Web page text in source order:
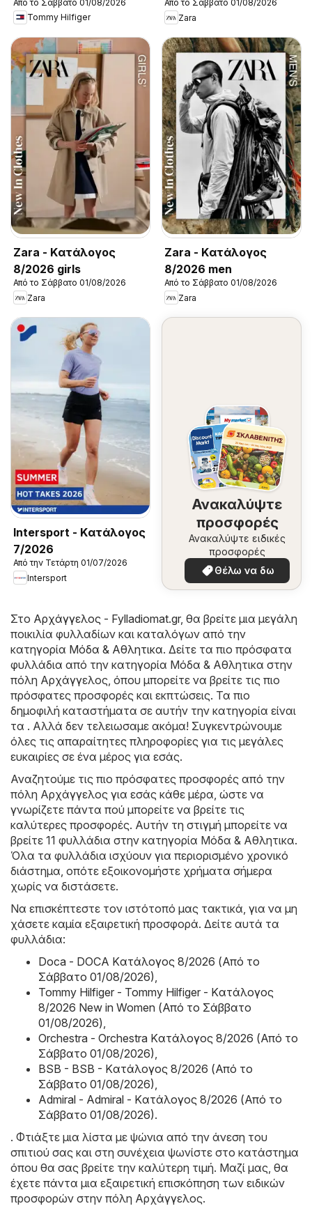
New in Men
Από το Σάββατο 01/08/2026
Tommy Hilfiger
Από το Σάββατο 01/08/2026
Zara
Zara - Kατάλογος
8/2026 girls
Από το Σάββατο 01/08/2026
Zara
Zara - Kατάλογος
8/2026 men
Από το Σάββατο 01/08/2026
Zara
Intersport - Kατάλογος
7/2026
Από την Τετάρτη 01/07/2026
Intersport
Ανακαλύψτε
προσφορές
Ανακαλύψτε ειδικές
προσφορές
Θέλω να δω
Στο Αρχάγγελος - Fylladiomat.gr, θα βρείτε μια μεγάλη
ποικιλία φυλλαδίων και καταλόγων από την
κατηγορία Μόδα & Aθλητικα. Δείτε τα πιο πρόσφατα
φυλλάδια από την κατηγορία Μόδα & Aθλητικα στην
πόλη Αρχάγγελος, όπου μπορείτε να βρείτε τις πιο
πρόσφατες προσφορές και εκπτώσεις. Τα πιο
δημοφιλή καταστήματα σε αυτήν την κατηγορία είναι
τα . Αλλά δεν τελειωσαμε ακόμα! Συγκεντρώνουμε
όλες τις απαραίτητες πληροφορίες για τις μεγάλες
ευκαιρίες σε ένα μέρος για εσάς.
Αναζητούμε τις πιο πρόσφατες προσφορές από την
πόλη Αρχάγγελος για εσάς κάθε μέρα, ώστε να
γνωρίζετε πάντα πού μπορείτε να βρείτε τις
καλύτερες προσφορές. Αυτήν τη στιγμή μπορείτε να
βρείτε 11 φυλλάδια στην κατηγορία Μόδα & Aθλητικα.
Όλα τα φυλλάδια ισχύουν για περιορισμένο χρονικό
διάστημα, οπότε εξοικονομήστε χρήματα σήμερα
χωρίς να διστάσετε.
Να επισκέπτεστε τον ιστότοπό μας τακτικά, για να μη
χάσετε καμία εξαιρετική προσφορά. Δείτε αυτά τα
φυλλάδια:
Doca - DOCA Kατάλογος 8/2026 (Από το
Σάββατο 01/08/2026),
Tommy Hilfiger - Tommy Hilfiger - Kατάλογος
8/2026 New in Women (Από το Σάββατο
01/08/2026),
Orchestra - Orchestra Kατάλογος 8/2026 (Από το
Σάββατο 01/08/2026),
BSB - BSB - Kατάλογος 8/2026 (Από το
Σάββατο 01/08/2026),
Admiral - Admiral - Kατάλογος 8/2026 (Από το
Σάββατο 01/08/2026).
. Φτιάξτε μια λίστα με ψώνια από την άνεση του
σπιτιού σας και στη συνέχεια ψωνίστε στο κατάστημα
όπου θα σας βρείτε την καλύτερη τιμή. Μαζί μας, θα
έχετε πάντα μια εξαιρετική επισκόπηση των ειδικών
προσφορών στην πόλη Αρχάγγελος.